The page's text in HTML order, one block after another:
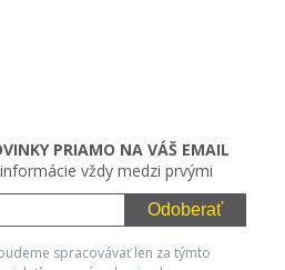
PRIAMO NA VÁŠ EMAIL
vždy medzi prvými
Odoberať
spracovávať len za týmto